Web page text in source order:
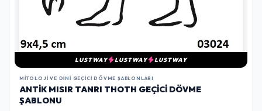
LUSTWAY LUSTWAY LUSTWAY
MITOLOJI VE DINI GEÇICI DÖVME ŞABLONLARI
ANTIK MISIR TANRI THOTH GEÇICI DÖVME
ŞABLONU